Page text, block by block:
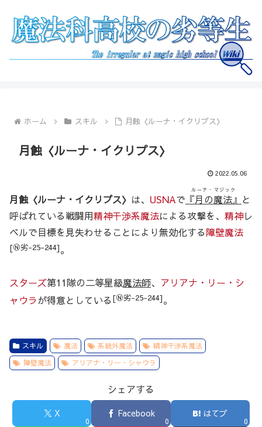
ホーム スキル 月蝕〈ルーナ・イクリプス〉
月蝕〈ルーナ・イクリプス〉
2022.05.06
月蝕〈ルーナ・イクリプス〉 は、 USNAで 『月の魔法』
ルーナ・マジック
と
呼ばれている戦闘用精神干渉系魔法による攻撃を、 精神レ
ベルで目標を見失わせることにより無効化する障壁魔法
[Ⓝ劣-25-244]。
スターズ第11隊の二等星級魔法師、 アリアナ・リー・シ
ャウラが得意としている [Ⓝ劣-25-244]。
スキル 魔法 系統外魔法
精神干渉系魔法
障壁魔法
アリアナ・リー・シャウラ
シェアする
X
0
Facebook
0
はてブ
0